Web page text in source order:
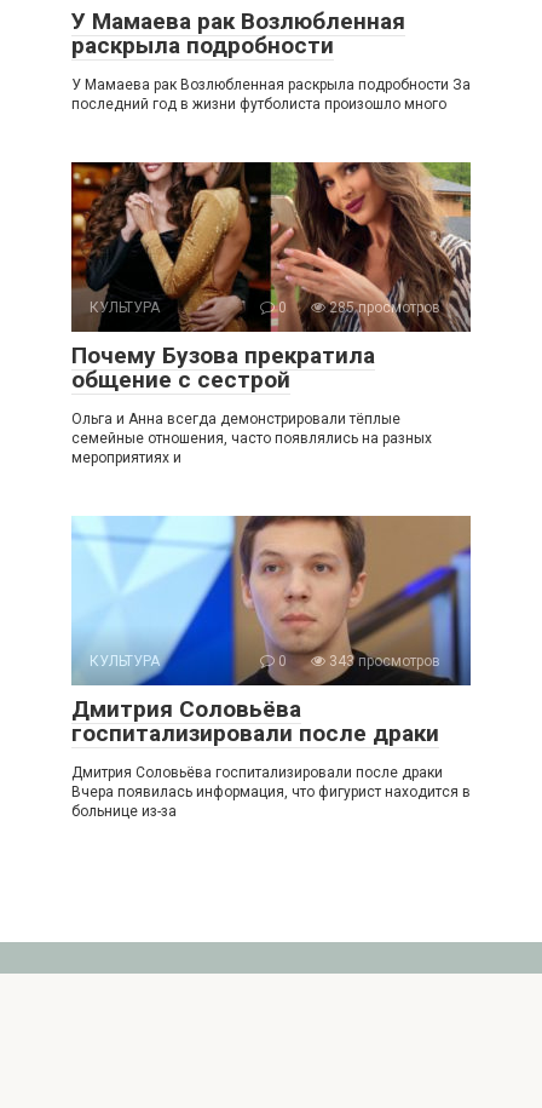
У Мамаева рак Возлюбленная
раскрыла подробности
У Мамаева рак Возлюбленная раскрыла подробности За
последний год в жизни футболиста произошло много
КУЛЬТУРА 0 285 просмотров
Почему Бузова прекратила
общение с сестрой
Ольга и Анна всегда демонстрировали тёплые
семейные отношения, часто появлялись на разных
мероприятиях и
КУЛЬТУРА 0 343 просмотров
Дмитрия Соловьёва
госпитализировали после драки
Дмитрия Соловьёва госпитализировали после драки
Вчера появилась информация, что фигурист находится в
больнице из-за